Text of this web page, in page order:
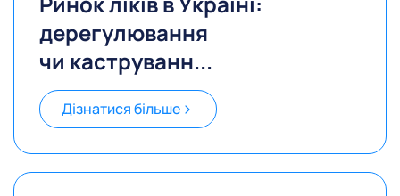
дерегулювання
чи каструванн...
Дізнатися більше